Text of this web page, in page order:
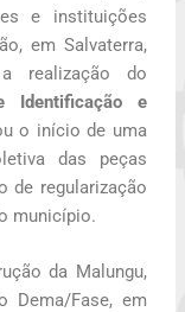
e instituições
em Salvaterra,
realização do
Identificação e
o início de uma
das peças
de regularização
município.
da Malungu,
Dema/Fase, em